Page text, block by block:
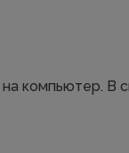
компьютер. В